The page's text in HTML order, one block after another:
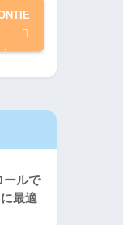
ールで
最適